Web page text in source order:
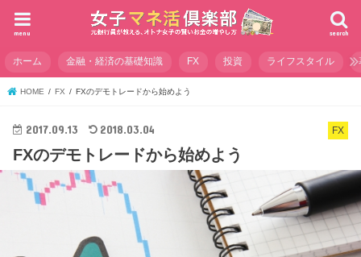
search
menu
ホーム 金融・経済の基礎知識 FX 投資 ライフスタイル
HOME FX FXのデモトレードから始めよう
FX
2017.09.13 2018.03.04
FXのデモトレードから始めよう